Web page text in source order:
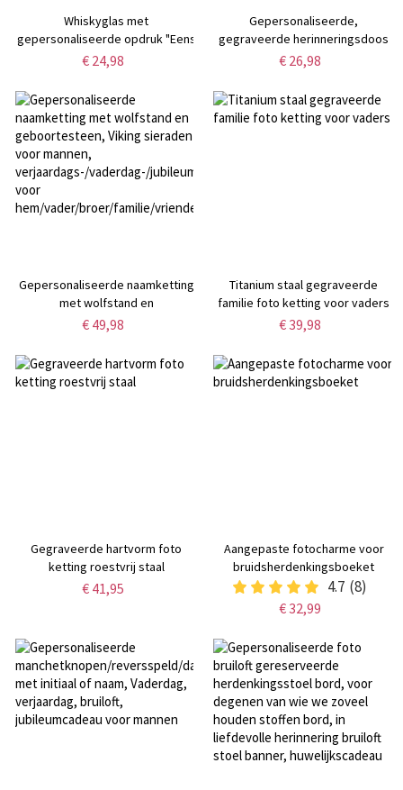
Whiskyglas met
gepersonaliseerde opdruk "Eens
een broer, altijd een broer" (2-6
op afstand, decoratief
aandenken voor de bar,
Vaderdagcadeau voor hem/papa
€ 24,98
Gepersonaliseerde,
gegraveerde herinneringsdoos
met liefdesthema, met namen en
aandenken,
Valentijnsdag-/jubileum-/
voor een stel/pasgetrouwden
€ 26,98
Gepersonaliseerde naamketting
met wolfstand en
geboortesteen, Viking sieraden
verjaardags-/vaderdag-/jubileumcadeau
voor
hem/vader/broer/familie/vrienden
€ 49,98
Titanium staal gegraveerde
familie foto ketting voor vaders
€ 39,98
Gegraveerde hartvorm foto
ketting roestvrij staal
€ 41,95
Aangepaste fotocharme voor
bruidsherdenkingsboeket
4.7 (8)
€ 32,99